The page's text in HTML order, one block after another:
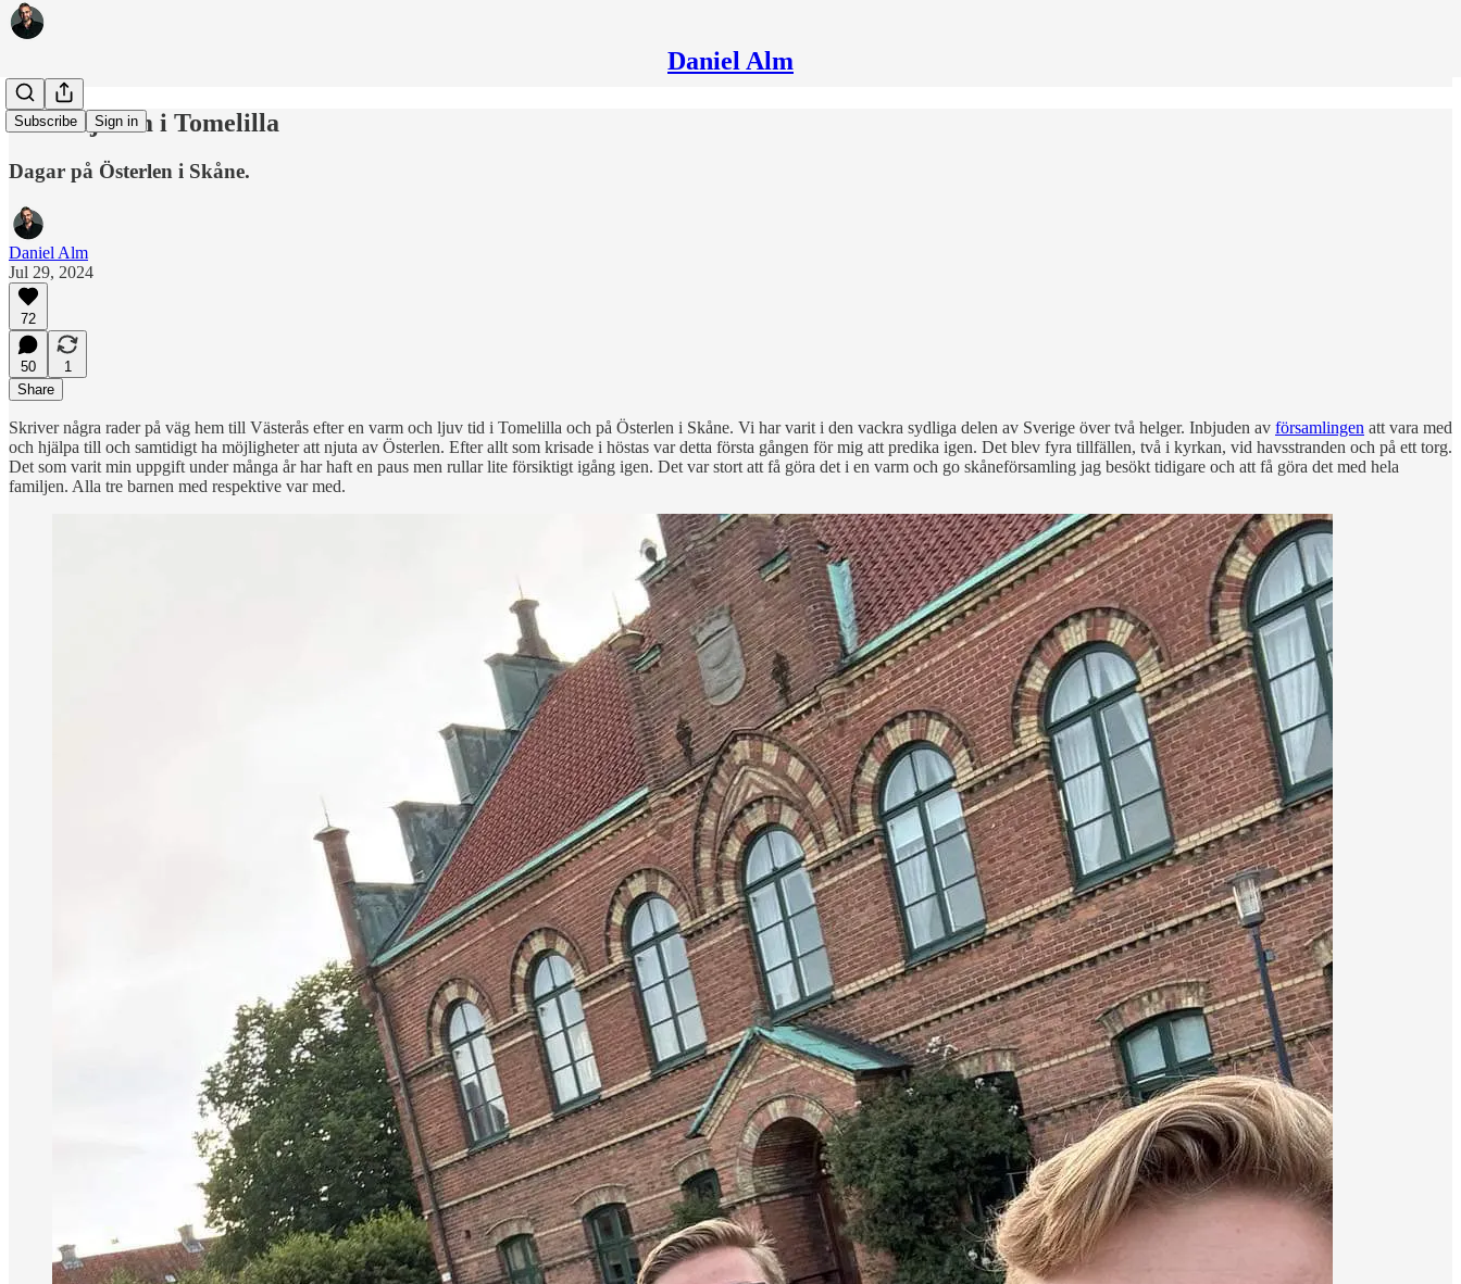
Daniel Alm
Subscribe Sign in
Att börja om i Tomelilla
Dagar på Österlen i Skåne.
Daniel Alm
Jul 29, 2024
72
50
1
Share
Skriver några rader på väg hem till Västerås efter en varm och ljuv tid i Tomelilla och på Österlen i Skåne. Vi har varit i den vackra sydliga delen av Sverige över två helger. Inbjuden av församlingen att vara med
och hjälpa till och samtidigt ha möjligheter att njuta av Österlen. Efter allt som krisade i höstas var detta första gången för mig att predika igen. Det blev fyra tillfällen, två i kyrkan, vid havsstranden och på ett torg.
Det som varit min uppgift under många år har haft en paus men rullar lite försiktigt igång igen. Det var stort att få göra det i en varm och go skåneförsamling jag besökt tidigare och att få göra det med hela
familjen. Alla tre barnen med respektive var med.